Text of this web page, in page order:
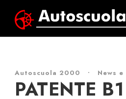
Autoscuola 2000 • News
PATENTE